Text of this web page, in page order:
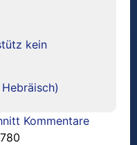
kein
Kommentare